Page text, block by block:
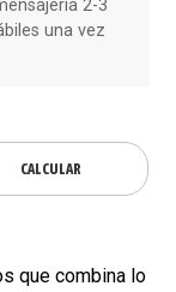
2-3
una vez
CALCULAR
que combina lo